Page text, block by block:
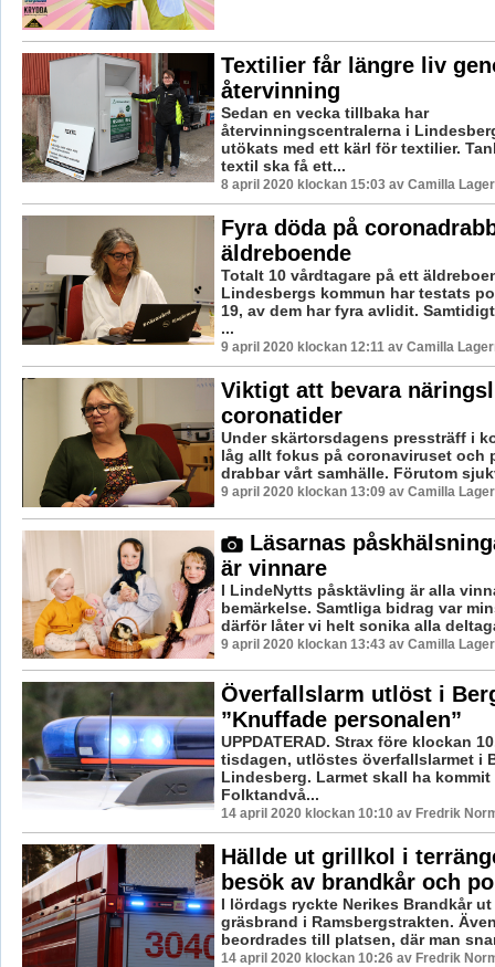
Textilier får längre liv
återvinning
Sedan en vecka tillbaka har
återvinningscentralerna i
utökats med ett kärl för textilier.
textil ska få ett...
8 april 2020 klockan 15:03 av Camilla
Fyra döda på
äldreboende
Totalt 10 vårdtagare på ett
Lindesbergs kommun har testats
19, av dem har fyra avlidit.
...
9 april 2020 klockan 12:11 av Camilla
Viktigt att bevara
coronatider
Under skärtorsdagens pressträff i
låg allt fokus på coronaviruset och
drabbar vårt samhälle. Förutom
9 april 2020 klockan 13:09 av Camilla
Läsarnas
är vinnare
I LindeNytts påsktävling är alla
bemärkelse. Samtliga bidrag var
därför låter vi helt sonika alla
9 april 2020 klockan 13:43 av Camilla
Överfallslarm utlöst i
”Knuffade personalen”
UPPDATERAD. Strax före klockan
tisdagen, utlöstes överfallslarmet i
Lindesberg. Larmet skall ha kommit
Folktandvå...
14 april 2020 klockan 10:10 av Fredrik
Hällde ut grillkol i
besök av brandkår och
I lördags ryckte Nerikes Brandkår
gräsbrand i Ramsbergstrakten.
beordrades till platsen, där man
14 april 2020 klockan 10:26 av Fredrik